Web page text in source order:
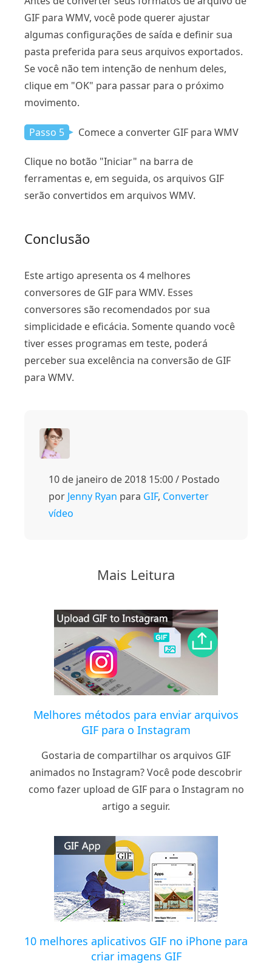
GIF para WMV, você pode querer ajustar
algumas configurações de saída e definir sua
pasta preferida para seus arquivos exportados.
Se você não tem intenção de nenhum deles,
clique em "OK" para passar para o próximo
movimento.
Passo 5 Comece a converter GIF para WMV
Clique no botão "Iniciar" na barra de
ferramentas e, em seguida, os arquivos GIF
serão convertidos em arquivos WMV.
Conclusão
Este artigo apresenta os 4 melhores
conversores de GIF para WMV. Esses
conversores são recomendados por sua
simplicidade e eficácia. Somente quando você
tiver esses programas em teste, poderá
perceber sua excelência na conversão de GIF
para WMV.
10 de janeiro de 2018 15:00 / Postado
por Jenny Ryan para GIF, Converter
vídeo
Mais Leitura
Melhores métodos para enviar arquivos
GIF para o Instagram
Gostaria de compartilhar os arquivos GIF
animados no Instagram? Você pode descobrir
como fazer upload de GIF para o Instagram no
artigo a seguir.
10 melhores aplicativos GIF no iPhone para
criar imagens GIF